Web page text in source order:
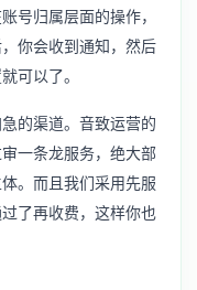
号归属层面的操作，
你会收到通知，然后
可以了。
的渠道。音致运营的
一条龙服务，绝大部
。而且我们采用先服
了再收费，这样你也